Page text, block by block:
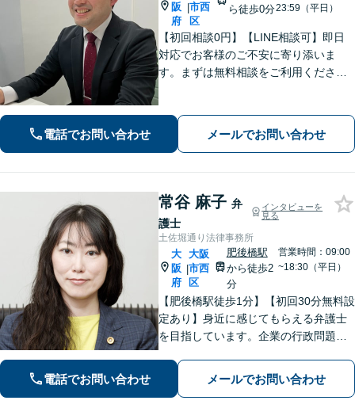
阪
府
|市西
区
ら徒歩0分23:59（平日）
【初回相談0円】【LINE相談可】即日
対応でお客様のご不安に寄り添いま
す。まずは無料相談をご利用くださ
電話でお問い合わせ メールでお問い合わせ
常谷 麻子 弁
護士
インタビューを
見る
土佐堀通り法律事務所
大
阪
府
|
大阪
市西
区
肥後橋駅
から徒歩2
分
営業時間：09:00
~18:30（平日）
【肥後橋駅徒歩1分】【初回30分無料設
定あり】身近に感じてもらえる弁護士
を目指しています。企業の行政問題／
律問題に対応可能【夜間／休日応相
談】専門家の知識と経験で皆様の力に
電話でお問い合わせ メールでお問い合わせ